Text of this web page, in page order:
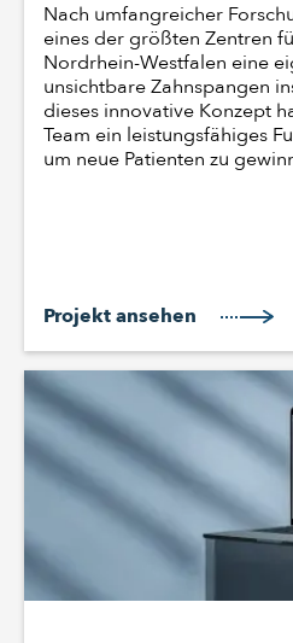
Nach umfangreicher
eines der größten Zentren
Nordrhein-Westfalen eine
unsichtbare Zahnspangen
dieses innovative Konzept
Team ein leistungsfähiges
um neue Patienten zu
Projekt ansehen